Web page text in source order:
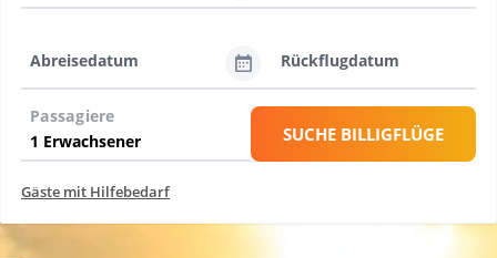
Abreisedatum Rückflugdatum
Passagiere
SUCHE BILLIGFLÜGE
Gäste mit Hilfebedarf